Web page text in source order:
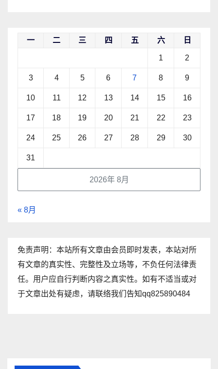
2026年 8月
一 二 三 四 五 六 日
1 2
3 4 5 6 7 8 9
10 11 12 13 14 15 16
17 18 19 20 21 22 23
24 25 26 27 28 29 30
31
« 8月
免责声明：本站所有文章由会员即时发表，本站对所
有文章的真实性、完整性及立场等，不负任何法律责
任。用户应自行判断内容之真实性。如有不适当或对
于文章出处有疑虑，请联络我们告知qq825890484